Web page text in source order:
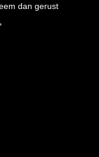
dan gerust